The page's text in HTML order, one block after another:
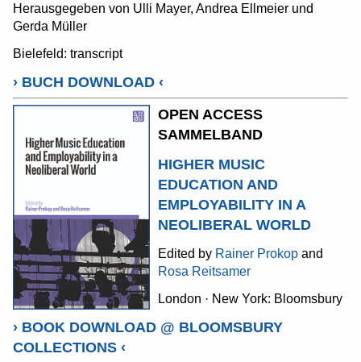
Herausgegeben von Ulli Mayer, Andrea Ellmeier und
Gerda Müller
Bielefeld: transcript
› BUCH DOWNLOAD ‹
OPEN ACCESS
SAMMELBAND
HIGHER MUSIC
EDUCATION AND
EMPLOYABILITY IN A
NEOLIBERAL WORLD
Edited by Rainer Prokop and
Rosa Reitsamer
London · New York: Bloomsbury
› BOOK DOWNLOAD @ BLOOMSBURY
COLLECTIONS ‹